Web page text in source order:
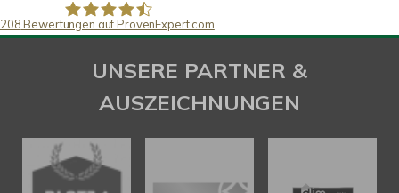
SAW Immobilien
208 Bewertungen auf ProvenExpert.com
UNSERE PARTNER &
AUSZEICHNUNGEN